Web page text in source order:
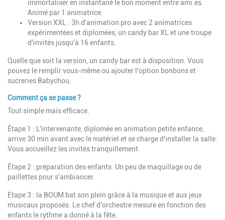
immortaliser en instantané le bon moment entre ami.es.
Animé par 1 animatrice.
Version XXL : 3h d'animation pro avec 2 animatrices
expérimentées et diplomées, un candy bar XL et une troupe
d'invités jusqu'à 16 enfants.
Quelle que soit la version, un candy bar est à disposition. Vous
pouvez le remplir vous-même ou ajouter l'option bonbons et
sucreries Babychou.
Comment ça se passe ?
Tout simple mais efficace.
Étape 1 : L'intervenante, diplomée en animation petite enfance,
arrive 30 min avant avec le matériel et se charge d'installer la salle.
Vous accueillez les invités tranquillement.
Étape 2 : préparation des enfants. Un peu de maquillage ou de
paillettes pour s'ambiancer.
Etape 3 : la BOUM bat son plein grâce à la musique et aux jeux
musicaux proposés. Le chef d'orchestre mesure en fonction des
enfants le rythme a donné à la fête.